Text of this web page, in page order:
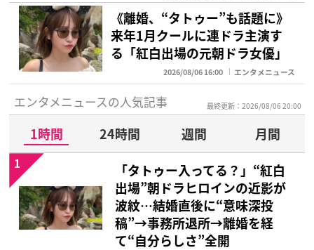
《離婚、“タトゥー”も話題に》
来年1月クールに連ドラ主演す
る「紅白出場の元朝ドラ女優」
2026/08/06 16:00 エンタメニュース
エンタメニュースの人気記事 最終更新：2026/08/06 20:00
1時間 24時間 週間
月間
「タトゥー入ってる？」“紅白
出場”朝ドラヒロインの近影が
波紋…結婚直後に“意味深投
稿”→事務所退所→離婚を経
て“自分らしさ”全開
1